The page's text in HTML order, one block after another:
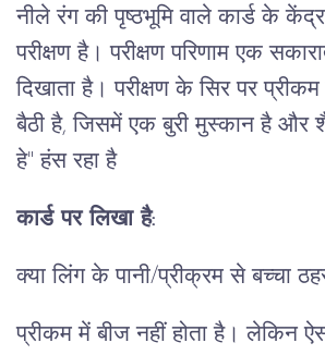
नीले रंग की पृष्ठभूमि वाले कार्ड के केंद्र
परीक्षण है। परीक्षण परिणाम एक
दिखाता है। परीक्षण के सिर पर
बैठी है, जिसमें एक बुरी मुस्कान है और
हे" हंस रहा है
कार्ड पर लिखा है:
क्या लिंग के पानी/प्रीक्रम से बच्चा
प्रीकम में बीज नहीं होता है। लेकिन